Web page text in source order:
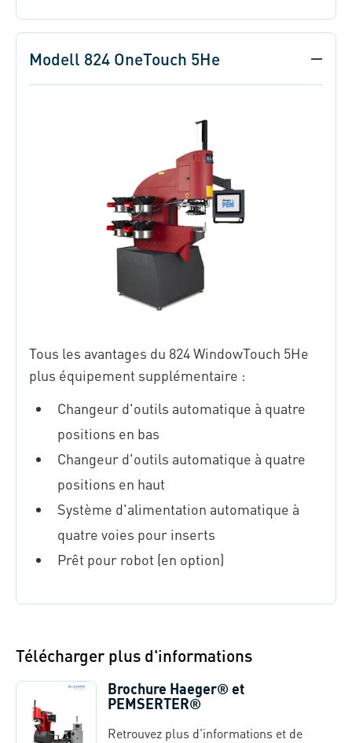
Modell 824 OneTouch 5He
Tous les avantages du 824 WindowTouch 5He
plus équipement supplémentaire :
Changeur d'outils automatique à quatre
positions en bas
Changeur d'outils automatique à quatre
positions en haut
Système d'alimentation automatique à
quatre voies pour inserts
Prêt pour robot (en option)
Télécharger plus d'informations
Brochure Haeger® et
PEMSERTER®
Retrouvez plus d'informations et de